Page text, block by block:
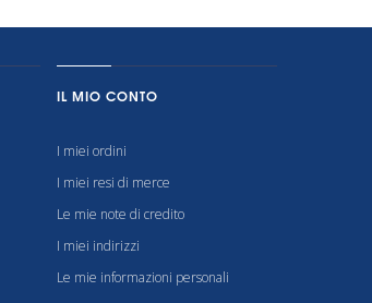
IL MIO CONTO
I miei ordini
I miei resi di merce
Le mie note di credito
I miei indirizzi
Le mie informazioni personali